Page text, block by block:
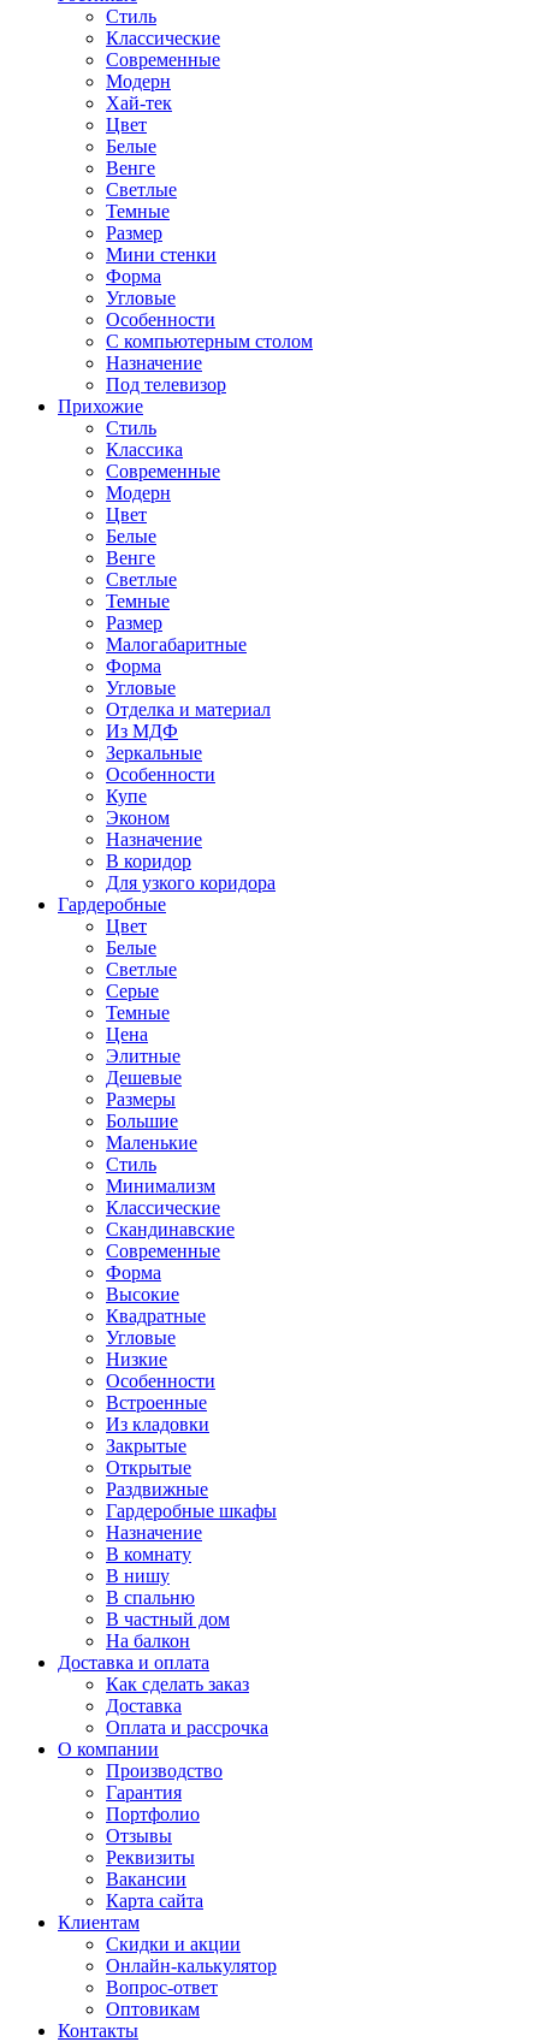
Стиль
Классические
Современные
Модерн
Хай-тек
Цвет
Белые
Венге
Светлые
Темные
Размер
Мини стенки
Форма
Угловые
Особенности
С компьютерным столом
Назначение
Под телевизор
Прихожие
Стиль
Классика
Современные
Модерн
Цвет
Белые
Венге
Светлые
Темные
Размер
Малогабаритные
Форма
Угловые
Отделка и материал
Из МДФ
Зеркальные
Особенности
Купе
Эконом
Назначение
В коридор
Для узкого коридора
Гардеробные
Цвет
Белые
Светлые
Серые
Темные
Цена
Элитные
Дешевые
Размеры
Большие
Маленькие
Стиль
Минимализм
Классические
Скандинавские
Современные
Форма
Высокие
Квадратные
Угловые
Низкие
Особенности
Встроенные
Из кладовки
Закрытые
Открытые
Раздвижные
Гардеробные шкафы
Назначение
В комнату
В нишу
В спальню
В частный дом
На балкон
Доставка и оплата
Как сделать заказ
Доставка
Оплата и рассрочка
О компании
Производство
Гарантия
Портфолио
Отзывы
Реквизиты
Вакансии
Карта сайта
Клиентам
Скидки и акции
Онлайн-калькулятор
Вопрос-ответ
Оптовикам
Контакты